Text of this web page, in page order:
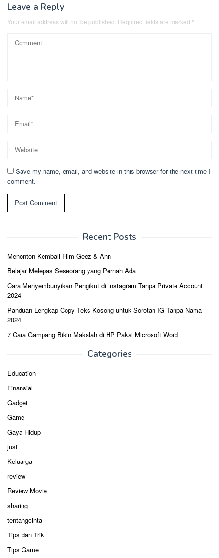
Leave a Reply
Your email address will not be published. Required fields are marked *
Save my name, email, and website in this browser for the next time I
comment.
Recent Posts
Menonton Kembali Film Geez & Ann
Belajar Melepas Seseorang yang Pernah Ada
Cara Menyembunyikan Pengikut di Instagram Tanpa Private Account
2024
Panduan Lengkap Copy Teks Kosong untuk Sorotan IG Tanpa Nama
2024
7 Cara Gampang Bikin Makalah di HP Pakai Microsoft Word
Categories
Education
Finansial
Gadget
Game
Gaya Hidup
just
Keluarga
review
Review Movie
sharing
tentangcinta
Tips dan Trik
Tips Game